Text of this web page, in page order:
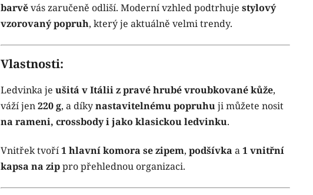
barvěvás zaručeně odliší. Moderní vzhled podtrhuje stylový
vzorovaný popruh, který je aktuálně velmi trendy.
Vlastnosti:
Ledvinka je ušitá v Itálii z pravé hrubé vroubkované kůže,
váží jen220 g, a díkynastavitelnému popruhuji můžete nosit
na rameni, crossbody i jako klasickou ledvinku.
Vnitřek tvoří1 hlavní komora se zipem, podšívka a1 vnitřní
kapsa na zippro přehlednou organizaci.